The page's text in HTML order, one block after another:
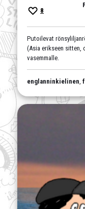
8
Putoilevat
(Asia erikseen sitten,
vasemmalle.
englanninkielinen,